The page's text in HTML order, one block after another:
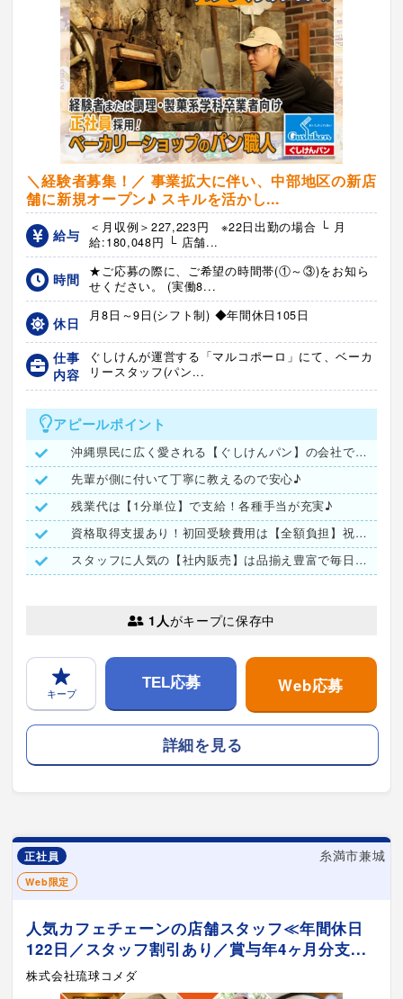
＼経験者募集！／ 事業拡大に伴い、中部地区の新店
舗に新規オープン♪ スキルを活かし...
給与
＜月収例＞227,223円 ※22日出勤の場合 └ 月
給:180,048円 └ 店舗...
時間
★ご応募の際に、ご希望の時間帯(①～③)をお知ら
せください。 (実働8...
休日 月8日～9日(シフト制) ◆年間休日105日
仕事
内容
ぐしけんが運営する「マルコポーロ」にて、ベーカ
リースタッフ(パン...
アピールポイント
沖縄県民に広く愛される【ぐしけんパン】の会社で働きませんか？
先輩が側に付いて丁寧に教えるので安心♪
残業代は【1分単位】で支給！各種手当が充実♪
資格取得支援あり！初回受験費用は【全額負担】祝い金も有ります
スタッフに人気の【社内販売】は品揃え豊富で毎日が楽しみ♪
1人がキープに保存中
キープ
TEL応募 Web応募
詳細を見る
正社員 糸満市兼城
Web限定
人気カフェチェーンの店舗スタッフ≪年間休日
122日／スタッフ割引あり／賞与年4ヶ月分支...
株式会社琉球コメダ